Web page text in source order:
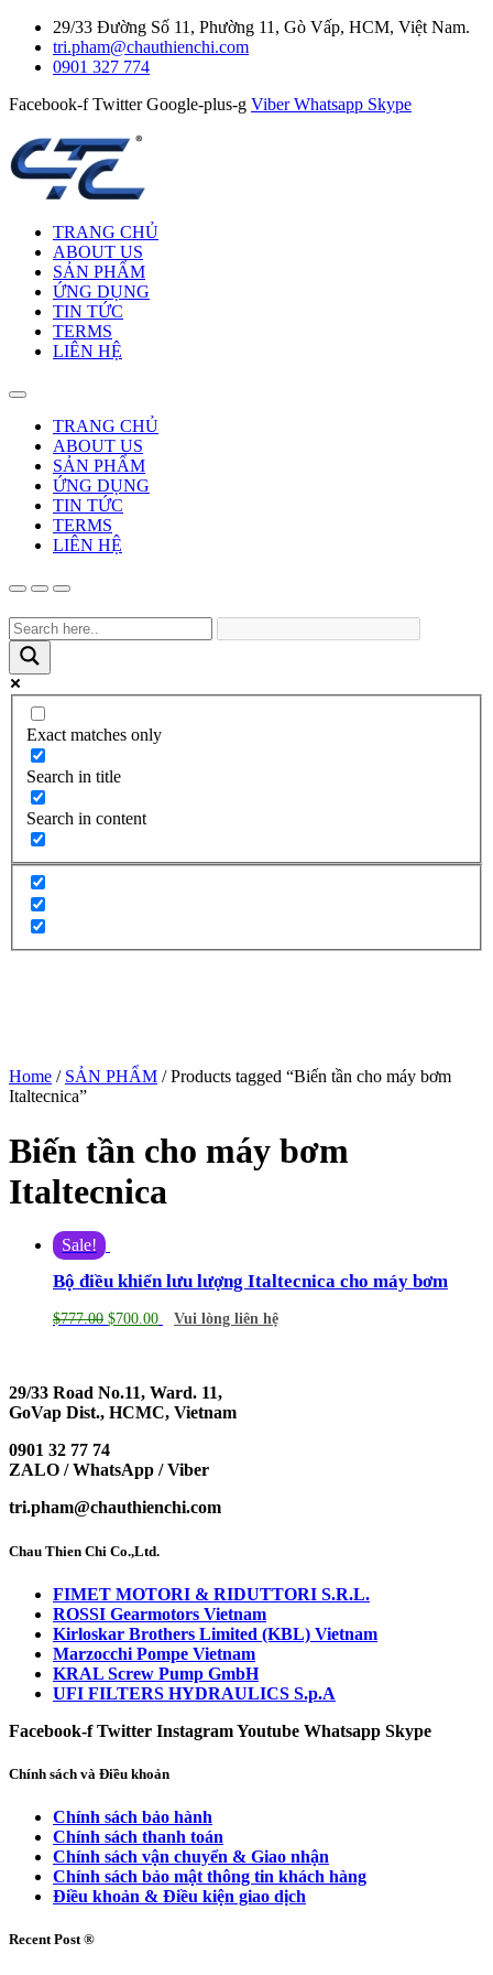
29/33 Đường Số 11, Phường 11, Gò Vấp, HCM, Việt Nam.
tri.pham@chauthienchi.com
0901 327 774
Facebook-f Twitter Google-plus-g Viber Whatsapp Skype
TRANG CHỦ
ABOUT US
SẢN PHẨM
ỨNG DỤNG
TIN TỨC
TERMS
LIÊN HỆ
TRANG CHỦ
ABOUT US
SẢN PHẨM
ỨNG DỤNG
TIN TỨC
TERMS
LIÊN HỆ
Exact matches only
Search in title
Search in content
Home / SẢN PHẨM / Products tagged “Biến tần cho máy bơm
Italtecnica”
Biến tần cho máy bơm
Italtecnica
Sale!
Bộ điều khiển lưu lượng Italtecnica cho máy bơm
$777.00 $700.00 Vui lòng liên hệ
29/33 Road No.11, Ward. 11,
GoVap Dist., HCMC, Vietnam
0901 32 77 74
ZALO / WhatsApp / Viber
tri.pham@chauthienchi.com
Chau Thien Chi Co.,Ltd.
FIMET MOTORI & RIDUTTORI S.R.L.
ROSSI Gearmotors Vietnam
Kirloskar Brothers Limited (KBL) Vietnam
Marzocchi Pompe Vietnam
KRAL Screw Pump GmbH
UFI FILTERS HYDRAULICS S.p.A
Facebook-f Twitter InstagramYoutube Whatsapp Skype
Chính sách và Điều khoản
Chính sách bảo hành
Chính sách thanh toán
Chính sách vận chuyển & Giao nhận
Chính sách bảo mật thông tin khách hàng
Điều khoản & Điều kiện giao dịch
Recent Post ®